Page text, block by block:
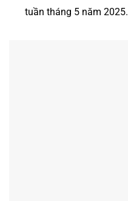
tuần tháng 5 năm 2025.